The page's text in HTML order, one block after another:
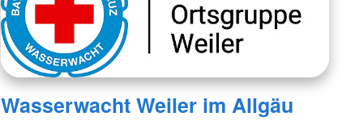
Wasserwacht Weiler im Allgäu